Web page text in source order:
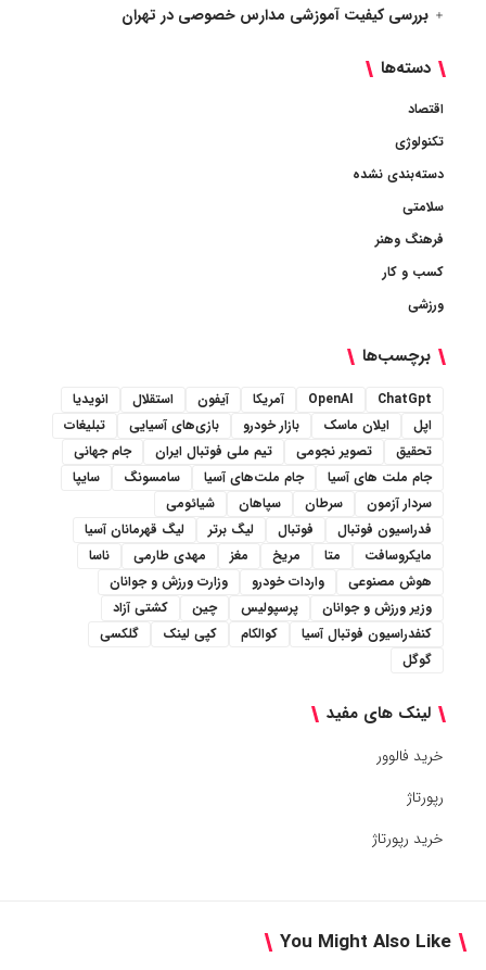
بررسی کیفیت آموزشی مدارس خصوصی در تهران
دسته‌ها
اقتصاد
تکنولوژی
دسته‌بندی نشده
سلامتی
فرهنگ وهنر
کسب و کار
ورزشی
برچسب‌ها
ChatGpt
OpenAI آمریکا آیفون استقلال
انویدیا
اپل
ایلان ماسک بازار خودرو بازی‌های آسیایی
تبلیغات
تحقیق
تصویر نجومی تیم ملی فوتبال ایران
جام جهانی
جام ملت های آسیا
جام ملت‌های آسیا سامسونگ
سایپا
سردار آزمون
سرطان سپاهان
شیائومی
فدراسیون فوتبال
فوتبال لیگ برتر
لیگ قهرمانان آسیا
مایکروسافت
متا مریخ مغز مهدی طارمی
ناسا
هوش مصنوعی
واردات خودرو
وزارت ورزش و جوانان
وزیر ورزش و جوانان
پرسپولیس چین
کشتی آزاد
کنفدراسیون فوتبال آسیا
کوالکام کپی لینک
گلکسی
گوگل
لینک های مفید
خرید فالوور
رپورتاژ
خرید رپورتاژ
You Might Also Like